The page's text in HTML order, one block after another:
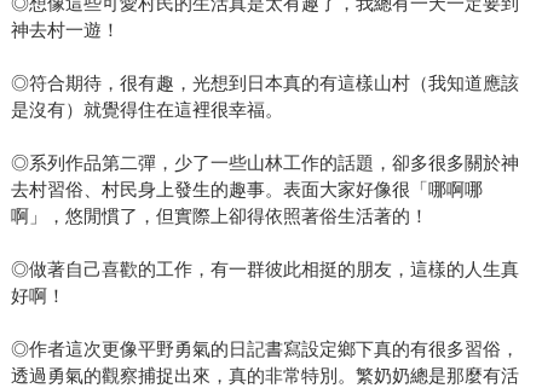
神去村一遊！
◎符合期待，很有趣，光想到日本真的有這樣山村（我知道應該
是沒有）就覺得住在這裡很幸福。
◎系列作品第二彈，少了一些山林工作的話題，卻多很多關於神
去村習俗、村民身上發生的趣事。表面大家好像很「哪啊哪
啊」，悠閒慣了，但實際上卻得依照著俗生活著的！
◎做著自己喜歡的工作，有一群彼此相挺的朋友，這樣的人生真
好啊！
◎作者這次更像平野勇氣的日記書寫設定鄉下真的有很多習俗，
透過勇氣的觀察捕捉出來，真的非常特別。繁奶奶總是那麼有活